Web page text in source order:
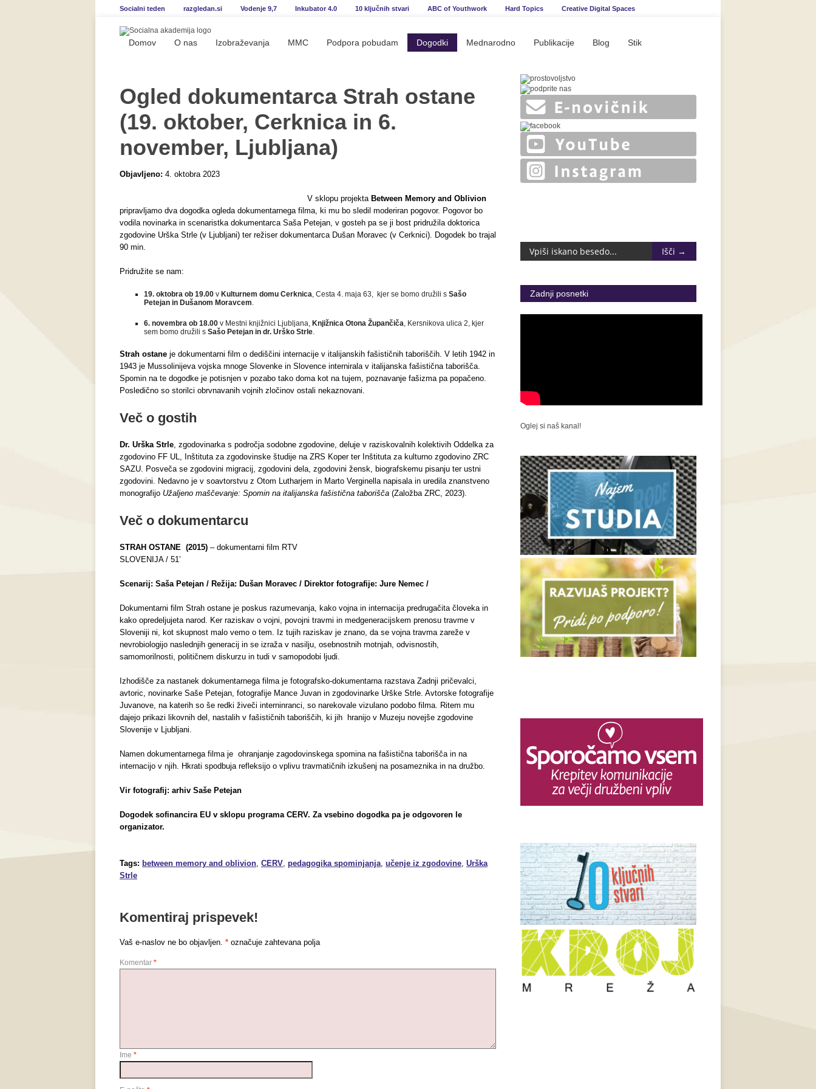
Socialni teden razgledan.si Vodenje 9,7 Inkubator 4.0 10 ključnih stvari ABC of Youthwork Hard Topics Creative Digital Spaces
Domov O nas Izobraževanja MMC Podpora pobudam Dogodki Mednarodno Publikacije Blog Stik
Ogled dokumentarca Strah ostane
(19. oktober, Cerknica in 6.
november, Ljubljana)
Objavljeno: 4. oktobra 2023
V sklopu projektaBetween Memory and Oblivion
pripravljamo dva dogodka ogleda dokumentarnega filma, ki mu bo sledil moderiran pogovor. Pogovor bo
vodila novinarka in scenaristka dokumentarca Saša Petejan, v gosteh pa se ji bost pridružila doktorica
zgodovine Urška Strle (v Ljubljani) ter režiser dokumentarca Dušan Moravec (v Cerknici). Dogodek bo trajal
90 min.
Pridružite se nam:
19. oktobra ob 19.00 v Kulturnem domu Cerknica, Cesta 4. maja 63, kjer se bomo družili s Sašo
Petejan in Dušanom Moravcem.
6. novembra ob 18.00 v Mestni knjižnici Ljubljana, Knjižnica Otona Župančiča, Kersnikova ulica 2, kjer
sem bomo družili s Sašo Petejan in dr. Urško Strle.
Strah ostane je dokumentarni film o dediščini internacije v italijanskih fašističnih taboriščih. V letih 1942 in
1943 je Mussolinijeva vojska mnoge Slovenke in Slovence internirala v italijanska fašistična taborišča.
Spomin na te dogodke je potisnjen v pozabo tako doma kot na tujem, poznavanje fašizma pa popačeno.
Posledično so storilci obrvnavanih vojnih zločinov ostali nekaznovani.
Več o gostih
Dr. Urška Strle, zgodovinarka s področja sodobne zgodovine, deluje v raziskovalnih kolektivih Oddelka za
zgodovino FF UL, Inštituta za zgodovinske študije na ZRS Koper ter Inštituta za kulturno zgodovino ZRC
SAZU. Posveča se zgodovini migracij, zgodovini dela, zgodovini žensk, biografskemu pisanju ter ustni
zgodovini. Nedavno je v soavtorstvu z Otom Lutharjem in Marto Verginella napisala in uredila znanstveno
monografijo Užaljeno maščevanje: Spomin na italijanska fašistična taborišča (Založba ZRC, 2023).
Več o dokumentarcu
STRAH OSTANE (2015) – dokumentarni film RTV
SLOVENIJA / 51’
Scenarij: Saša Petejan / Režija: Dušan Moravec / Direktor fotografije: Jure Nemec /
Dokumentarni film Strah ostane je poskus razumevanja, kako vojna in internacija predrugačita človeka in
kako opredeljujeta narod. Ker raziskav o vojni, povojni travmi in medgeneracijskem prenosu travme v
Sloveniji ni, kot skupnost malo vemo o tem. Iz tujih raziskav je znano, da se vojna travma zareže v
nevrobiologijo naslednjih generacij in se izraža v nasilju, osebnostnih motnjah, odvisnostih,
samomorilnosti, političnem diskurzu in tudi v samopodobi ljudi.
Izhodišče za nastanek dokumentarnega filma je fotografsko-dokumentarna razstava Zadnji pričevalci,
avtoric, novinarke Saše Petejan, fotografije Mance Juvan in zgodovinarke Urške Strle. Avtorske fotografije
Juvanove, na katerih so še redki živeči interninranci, so narekovale vizulano podobo filma. Ritem mu
dajejo prikazi likovnih del, nastalih v fašističnih taboriščih, ki jih hranijo v Muzeju novejše zgodovine
Slovenije v Ljubljani.
Namen dokumentarnega filma je ohranjanje zagodovinskega spomina na fašistična taborišča in na
internacijo v njih. Hkrati spodbuja refleksijo o vplivu travmatičnih izkušenj na posameznika in na družbo.
Vir fotografij: arhiv Saše Petejan
Dogodek sofinancira EU v sklopu programa CERV. Za vsebino dogodka pa je odgovoren le
organizator.
Tags: between memory and oblivion, CERV, pedagogika spominjanja, učenje iz zgodovine, Urška
Strle
Komentiraj prispevek!
Vaš e-naslov ne bo objavljen. * označuje zahtevana polja
Komentar *
Ime *
Zadnji posnetki
Oglej si naš kanal!